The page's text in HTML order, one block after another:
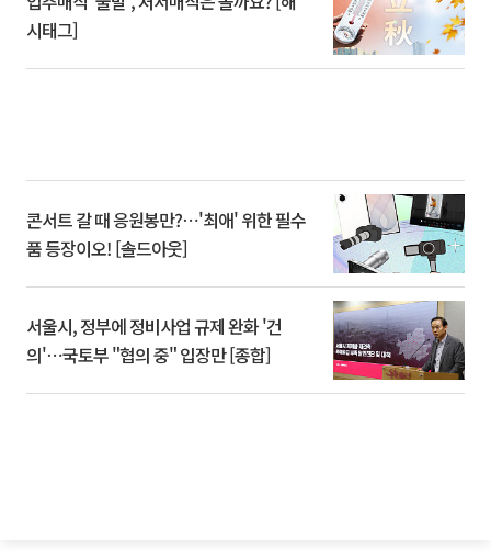
시태그]
콘서트 갈 때 응원봉만?⋯'최애' 위한 필수
품 등장이오! [솔드아웃]
서울시, 정부에 정비사업 규제 완화 '건
의'⋯국토부 "협의 중" 입장만 [종합]